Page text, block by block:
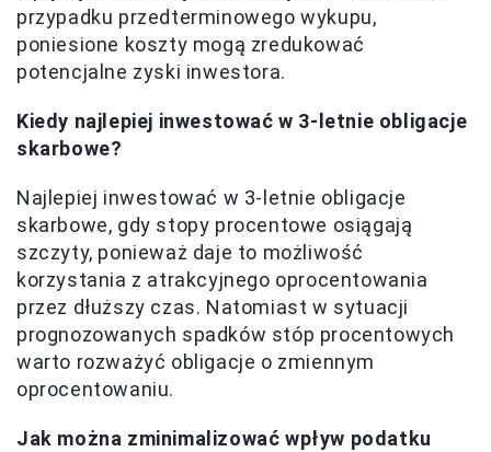
przypadku przedterminowego wykupu,
poniesione koszty mogą zredukować
potencjalne zyski inwestora.
Kiedy najlepiej inwestować w 3-letnie obligacje
skarbowe?
Najlepiej inwestować w 3-letnie obligacje
skarbowe, gdy stopy procentowe osiągają
szczyty, ponieważ daje to możliwość
korzystania z atrakcyjnego oprocentowania
przez dłuższy czas. Natomiast w sytuacji
prognozowanych spadków stóp procentowych
warto rozważyć obligacje o zmiennym
oprocentowaniu.
Jak można zminimalizować wpływ podatku